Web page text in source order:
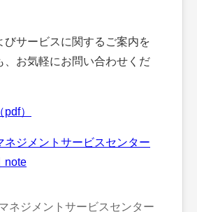
サービスに関するご案内を
、お気軽にお問い合わせくだ
）
ネジメントサービスセンター
note
ネジメントサービスセンター